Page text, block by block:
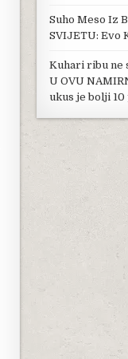
Suho Meso Iz
SVIJETU: Evo
Kuhari ribu ne
U OVU
ukus je bolji 10